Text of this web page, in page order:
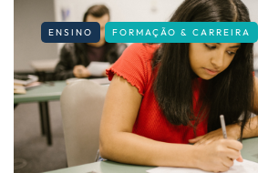
ENSINO FORMAÇÃO & CARREIRA